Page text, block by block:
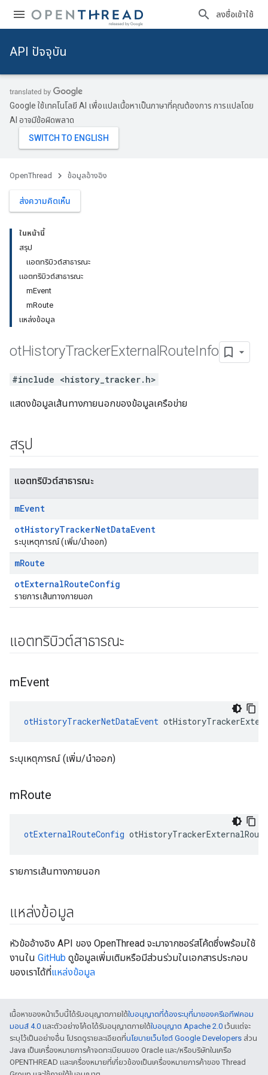
ลงชื่อเข้าใช้
API ปัจจุบัน
Google ใช้เทคโนโลยี AI เพื่อแปลเนื้อหาเป็นภาษาที่คุณต้องการ การแปลโดย
AI อาจมีข้อผิดพลาด
OpenThread ข้อมูลอ้างอิง
ส่งความคิดเห็น
ในหน้านี้
สรุป
แอตทริบิวต์สาธารณะ
แอตทริบิวต์สาธารณะ
mEvent
mRoute
แหล่งข้อมูล
otHistoryTrackerExternal RouteInfo
#include <history_tracker.h>
แสดงข้อมูลเส้นทางภายนอกของข้อมูลเครือข่าย
สรุป
แอตทริบิวต์สาธารณะ
mEvent
otHistoryTrackerNetDataEvent
ระบุเหตุการณ์ (เพิ่ม/นำออก)
mRoute
otExternalRouteConfig
รายการเส้นทางภายนอก
แอตทริบิวต์สาธารณะ
mEvent
otHistoryTrackerNetDataEvent
ระบุเหตุการณ์ (เพิ่ม/นำออก)
mRoute
otExternalRouteConfig
รายการเส้นทางภายนอก
แหล่งข้อมูล
หัวข้ออ้างอิง API ของ OpenThread จะมาจากซอร์สโค้ดซึ่งพร้อมใช้
งานใน GitHub ดูข้อมูลเพิ่มเติมหรือมีส่วนร่วมในเอกสารประกอบ
ของเราได้ที่แหล่งข้อมูล
เนื้อหาของหน้าเว็บนี้ได้รับอนุญาตภายใต้ใบอนุญาตที่ต้องระบุที่มาของครีเอทีฟคอม
มอนส์ 4.0 และตัวอย่างโค้ดได้รับอนุญาตภายใต้ใบอนุญาต Apache 2.0 เว้นแต่จะ
ระบุไว้เป็นอย่างอื่น โปรดดูรายละเอียดที่นโยบายเว็บไซต์ Google Developers ส่วน
Java เป็นเครื่องหมายการค้าจดทะเบียนของ Oracle และ/หรือบริษัทในเครือ
OPENTHREAD และเครื่องหมายที่เกี่ยวข้องเป็นเครื่องหมายการค้าของ Thread